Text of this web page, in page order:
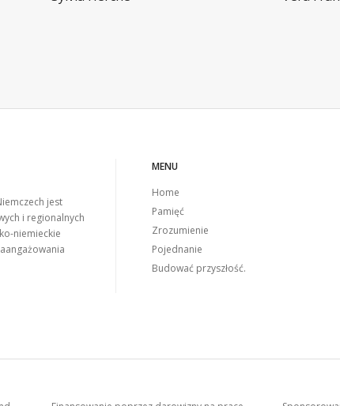
jest
i regionalnych
niemieckie
MENU
Home
Pamięć
Zrozumienie
Pojednanie
Budować przyszłość.